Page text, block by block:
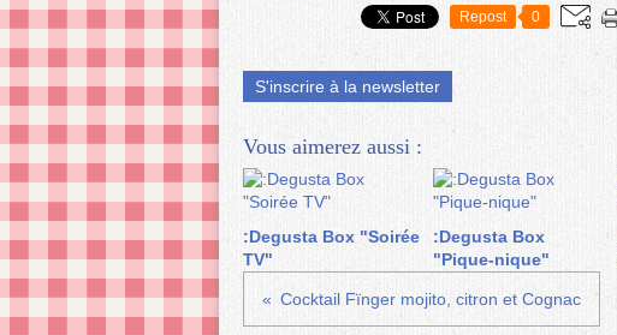
Repost 0
S'inscrire à la newsletter
Vous aimerez aussi :
:Degusta Box "Soirée
TV"
:Degusta Box
"Pique-nique"
Cocktail Fïnger mojito, citron et Cognac